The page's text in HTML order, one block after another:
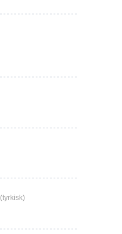
(tyrkisk)